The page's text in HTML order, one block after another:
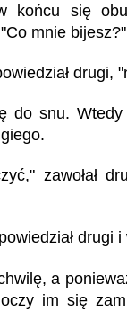
końcu się
mnie bijesz?"
drugi,
do snu. Wtedy
zawołał
drugi i
a
im się